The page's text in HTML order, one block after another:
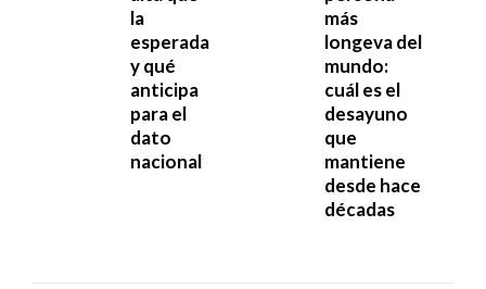
la
esperada
y qué
anticipa
para el
dato
nacional
más
longeva del
mundo:
cuál es el
desayuno
que
mantiene
desde hace
décadas